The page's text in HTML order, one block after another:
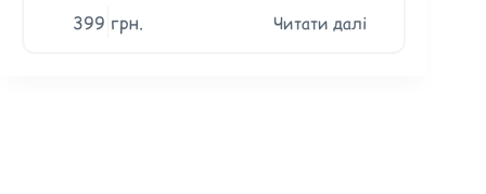
399 грн. Читати далі